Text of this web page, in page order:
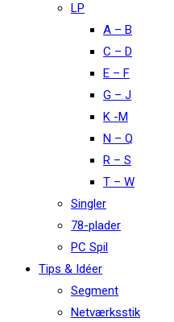
LP
A – B
C – D
E – F
G – J
K -M
N – Q
R – S
T – W
Singler
78-plader
PC Spil
Tips & Idéer
Segment
Netværksstik